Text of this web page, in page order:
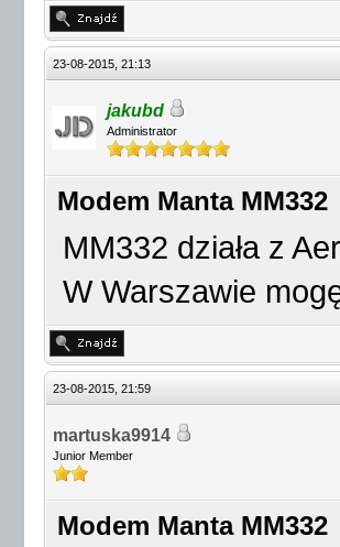
23-08-2015, 21:13
jakubd
Administrator
Modem Manta MM332
MM332 działa z
W Warszawie
23-08-2015, 21:59
martuska9914
Junior Member
Modem Manta MM332